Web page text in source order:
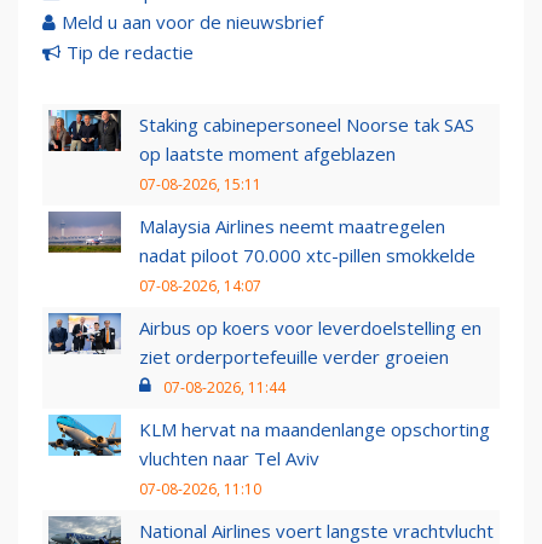
Meld u aan voor de nieuwsbrief
Tip de redactie
Staking cabinepersoneel Noorse tak SAS
op laatste moment afgeblazen
07-08-2026, 15:11
Malaysia Airlines neemt maatregelen
nadat piloot 70.000 xtc-pillen smokkelde
07-08-2026, 14:07
Airbus op koers voor leverdoelstelling en
ziet orderportefeuille verder groeien
07-08-2026, 11:44
KLM hervat na maandenlange opschorting
vluchten naar Tel Aviv
07-08-2026, 11:10
National Airlines voert langste vrachtvlucht